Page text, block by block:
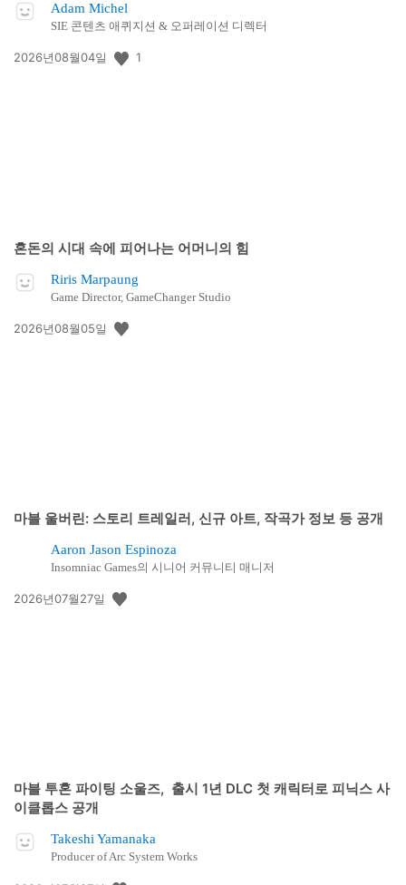
Adam Michel
SIE 콘텐츠 애퀴지션 & 오퍼레이션 디렉터
공
2026년08월04일 1
혼돈의 시대 속에 피어나는 어머니의 힘
Riris Marpaung
Game Director, GameChanger Studio
공
2026년08월05일
마블 울버린: 스토리 트레일러, 신규 아트, 작곡가 정보 등 공개
Aaron Jason Espinoza
Insomniac Games의 시니어 커뮤니티 매니저
공
2026년07월27일
마블 투혼 파이팅 소울즈, 출시 1년 DLC 첫 캐릭터로 피닉스 사
이클롭스 공개
Takeshi Yamanaka
Producer of Arc System Works